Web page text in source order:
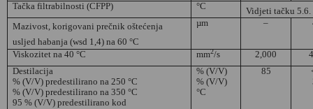
Tačka filtrabilnosti (CFPP) °C Vidjeti tačku 5.6.
Маzivоst, kоrigоvаni prеčnik оštеćеnjа
usljеd hаbаnjа(wsd 1,4)na 60 °C
µm –
Viskozitet na 40 °C mm2/s 2,000
Destilacija
% (V/V)predestilirano na 250 °C
% (V/V)predestilirano na 350 °C
95 % (V/V)predestilirano kod
% (V/V)
% (V/V)
°C
85